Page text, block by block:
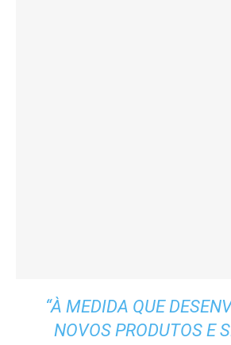
“À MEDIDA QUE
NOVOS PRODUTOS E